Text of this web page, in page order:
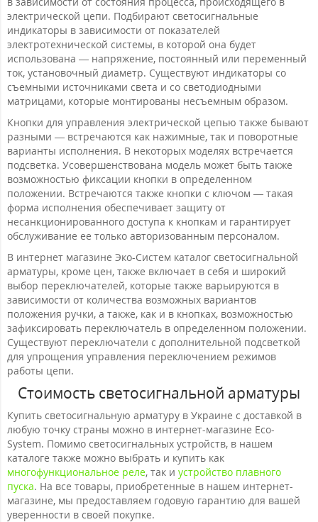
электрической цепи. Подбирают светосигнальные
индикаторы в зависимости от показателей
электротехнической системы, в которой она будет
использована — напряжение, постоянный или переменный
ток, установочный диаметр. Существуют индикаторы со
съемными источниками света и со светодиодными
матрицами, которые монтированы несъемным образом.
Кнопки для управления электрической цепью также бывают
разными — встречаются как нажимные, так и поворотные
варианты исполнения. В некоторых моделях встречается
подсветка. Усовершенствована модель может быть также
возможностью фиксации кнопки в определенном
положении. Встречаются также кнопки с ключом — такая
форма исполнения обеспечивает защиту от
несанкционированного доступа к кнопкам и гарантирует
обслуживание ее только авторизованным персоналом.
В интернет магазине Эко-Систем каталог светосигнальной
арматуры, кроме цен, также включает в себя и широкий
выбор переключателей, которые также варьируются в
зависимости от количества возможных вариантов
положения ручки, а также, как и в кнопках, возможностью
зафиксировать переключатель в определенном положении.
Существуют переключатели с дополнительной подсветкой
для упрощения управления переключением режимов
работы цепи.
Стоимость светосигнальной арматуры
Купить светосигнальную арматуру в Украине с доставкой в
любую точку страны можно в интернет-магазине Eco-
System. Помимо светосигнальных устройств, в нашем
каталоге также можно выбрать и купить как
многофункциональное реле, так и устройство плавного
пуска. На все товары, приобретенные в нашем интернет-
магазине, мы предоставляем годовую гарантию для вашей
уверенности в своей покупке.